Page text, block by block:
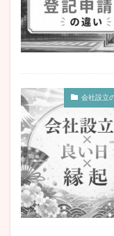
会社設立
会社設立
会
収入無し
合
実家
年収
後悔
最低資
株式会社
業
法人
法人化
流れ
消費税
現物出資
登